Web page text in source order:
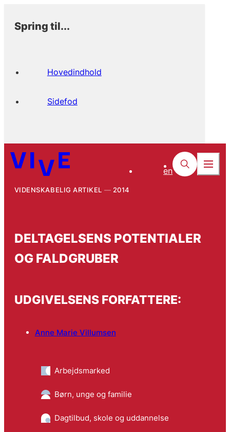
Spring til...
Hovedindhold
Sidefod
en
VIDENSKABELIG ARTIKEL 2014
DELTAGELSENS POTENTIALER
OG FALDGRUBER
UDGIVELSENS FORFATTERE:
Anne Marie Villumsen
Arbejdsmarked
Børn, unge og familie
Dagtilbud, skole og uddannelse